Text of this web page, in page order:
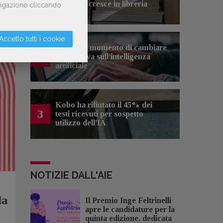
cliccando
tutti i cookie
cinema e cresce in libreria
Forse è il momento di cambiare
prospettiva sull’intelligenza
artificiale
3
Kobo ha rifiutato il 45% dei
testi ricevuti per sospetto
utilizzo dell’IA
NOTIZIE DALL'AIE
Il Premio Inge Feltrinelli
apre le candidature per la
quinta edizione, dedicata